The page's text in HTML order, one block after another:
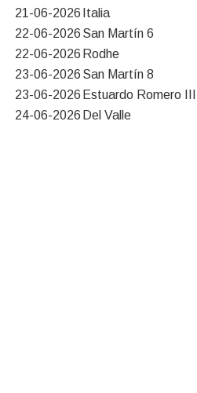
21-06-2026 Italia
22-06-2026 San Martín 6
22-06-2026 Rodhe
23-06-2026 San Martín 8
23-06-2026 Estuardo Romero III
24-06-2026 Del Valle